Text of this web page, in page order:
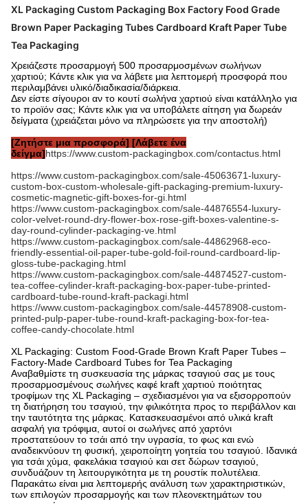
XL Packaging Custom Packaging Box Factory Food Grade
Brown Paper Packaging Tubes Cardboard Kraft Paper Tube
Tea Packaging
Χρειάζεστε προσαρμογή 500 προσαρμοσμένων σωλήνων
χαρτιού; Κάντε κλικ για να λάβετε μια λεπτομερή προσφορά που
περιλαμβάνει υλικό/διαδικασία/διάρκεια.
Δεν είστε σίγουροι αν το κουτί σωλήνα χαρτιού είναι κατάλληλο για
το προϊόν σας; Κάντε κλικ για να υποβάλετε αίτηση για δωρεάν
δείγματα (χρειάζεται μόνο να πληρώσετε για την αποστολή)
[Ζητήστε μια προσφορά] [Λάβετε ένα
δείγμα]https://www.custom-packagingbox.com/contactus.html
https://www.custom-packagingbox.com/sale-45063671-luxury-
custom-box-custom-wholesale-gift-packaging-premium-luxury-
cosmetic-magnetic-gift-boxes-for-gi.html
https://www.custom-packagingbox.com/sale-44876554-luxury-
color-velvet-round-dry-flower-box-rose-gift-boxes-valentine-s-
day-round-cylinder-packaging-ve.html
https://www.custom-packagingbox.com/sale-44862968-eco-
friendly-essential-oil-paper-tube-gold-foil-round-cardboard-lip-
gloss-tube-packaging.html
https://www.custom-packagingbox.com/sale-44874527-custom-
tea-coffee-cylinder-kraft-packaging-box-paper-tube-printed-
cardboard-tube-round-kraft-packagi.html
https://www.custom-packagingbox.com/sale-44578908-custom-
printed-pulp-paper-tube-round-kraft-packaging-box-for-tea-
coffee-candy-chocolate.html
XL Packaging: Custom Food-Grade Brown Kraft Paper Tubes –
Factory-Made Cardboard Tubes for Tea Packaging
Αναβαθμίστε τη συσκευασία της μάρκας τσαγιού σας με τους
προσαρμοσμένους σωλήνες καφέ kraft χαρτιού ποιότητας
τροφίμων της XL Packaging – σχεδιασμένοι για να εξισορροπούν
τη διατήρηση του τσαγιού, την φιλικότητα προς το περιβάλλον και
την ταυτότητα της μάρκας.
Κατασκευασμένοι από υλικά kraft
ασφαλή για τρόφιμα, αυτοί οι σωλήνες από χαρτόνι
προστατεύουν το τσάι από την υγρασία, το φως και ενώ
αναδεικνύουν τη φυσική, χειροποίητη γοητεία του τσαγιού.
Ιδανικά
για τσάι χύμα, φακελάκια τσαγιού και σετ δώρων τσαγιού,
συνδυάζουν τη λειτουργικότητα με τη ρουστίκ πολυτέλεια.
Παρακάτω είναι μια λεπτομερής ανάλυση των χαρακτηριστικών,
των επιλογών προσαρμογής και των πλεονεκτημάτων του